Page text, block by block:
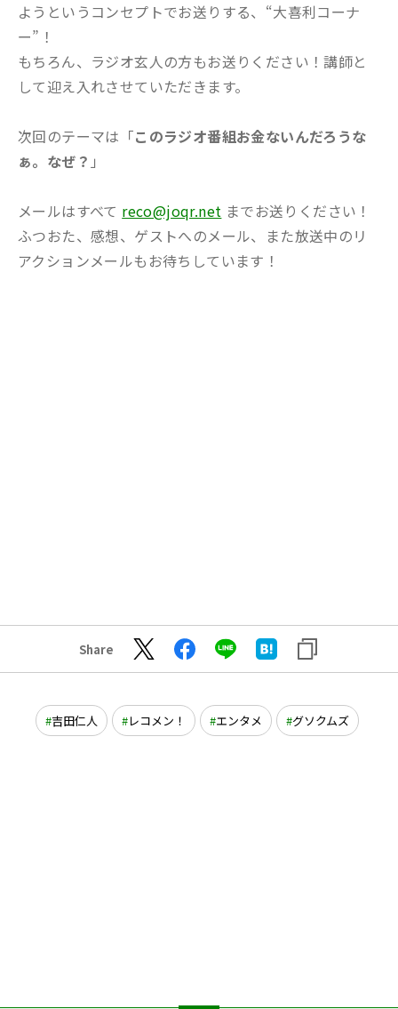
ようというコンセプトでお送りする、“大喜利コーナ
ー”！
もちろん、ラジオ玄人の方もお送りください！講師と
して迎え入れさせていただきます。
次回のテーマは「このラジオ番組お金ないんだろうな
ぁ。なぜ？ 」
メールはすべて reco@joqr.net までお送りください！
ふつおた、感想、ゲストへのメール、また放送中のリ
アクションメールもお待ちしています！
Share
吉田仁人 レコメン！ エンタメ グソクムズ